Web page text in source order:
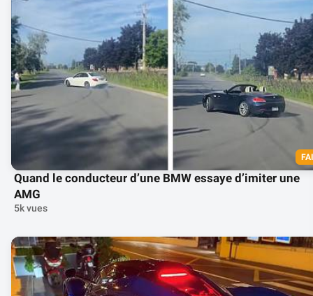
Quand le conducteur d’une BMW essaye d’imiter une
AMG
5k vues